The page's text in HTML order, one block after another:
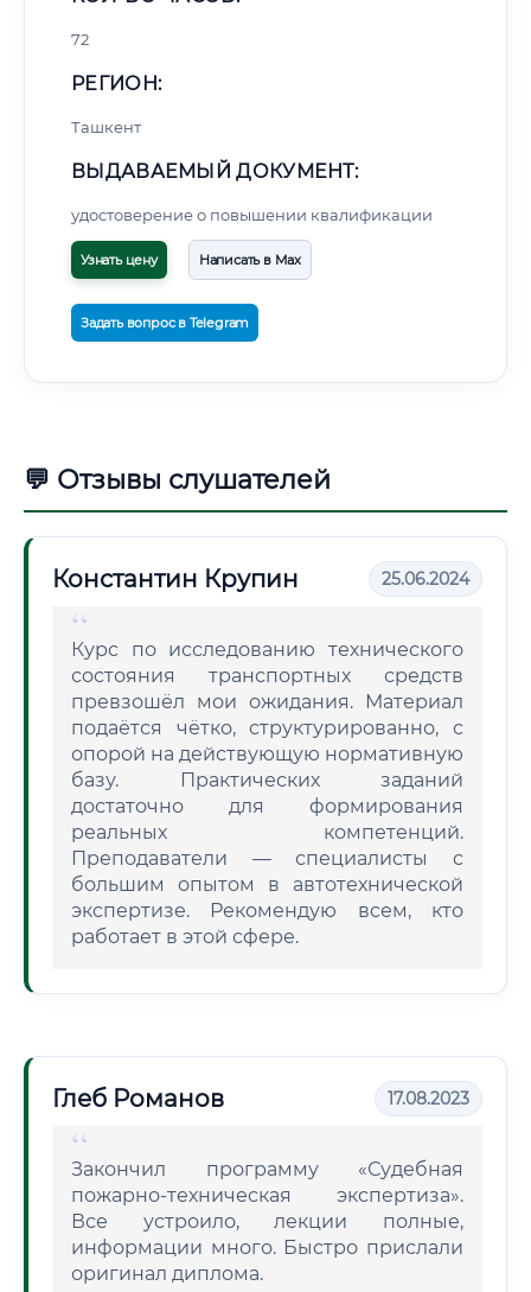
72
РЕГИОН:
Ташкент
ВЫДАВАЕМЫЙ ДОКУМЕНТ:
удостоверение о повышении квалификации
Узнать цену Написать в Max
Задать вопрос в Telegram
💬 Отзывы слушателей
Константин Крупин 25.06.2024
Курс по исследованию технического
состояния транспортных средств
превзошёл мои ожидания. Материал
подаётся чётко, структурированно, с
опорой на действующую нормативную
базу. Практических заданий
достаточно для формирования
реальных компетенций.
Преподаватели — специалисты с
большим опытом в автотехнической
экспертизе. Рекомендую всем, кто
работает в этой сфере.
Глеб Романов 17.08.2023
Закончил программу «Судебная
пожарно-техническая экспертиза».
Все устроило, лекции полные,
информации много. Быстро прислали
оригинал диплома.